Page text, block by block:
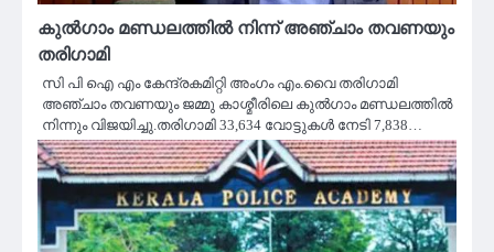
കുൽഗാം മണ്ഡലത്തിൽ നിന്ന് അഞ്ചാം തവണയും
തരിഗാമി
സി പി ഐ എം കേന്ദ്രകമിറ്റി അംഗം എം.വൈ തരിഗാമി
അഞ്ചാം തവണയും ജമ്മു കാശ്മീരിലെ കുൽഗാം മണ്ഡലത്തിൽ
നിന്നും വിജയിച്ചു.തരിഗാമി 33,634 വോട്ടുകൾ നേടി 7,838…